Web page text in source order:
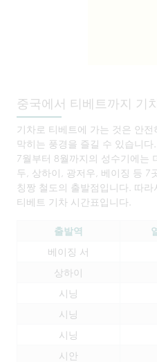
중국에서 티베트까지 기
기차로 티베트에 가는 것은 안
막히는 풍경을 즐길 수 있습니
7월부터 8월까지의 성수기에는
두, 상하이, 광저우, 베이징 등 7
칭짱 철도의 출발점입니다. 따
티베트 기차 시간표입니다.
출발역
베이징 서
상하이
시닝
시닝
시닝
시안